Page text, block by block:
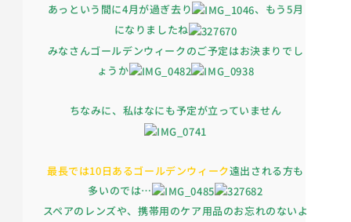
あっという間に4月が過ぎ去り
、もう5月
になりましたね
みなさんゴールデンウィークのご予定はお決まりでし
ょうか
ちなみに、私はなにも予定が立っていません
最長では10日あるゴールデンウィーク遠出される方も
多いのでは…
スペアのレンズや、携帯用のケア用品のお忘れのないよ